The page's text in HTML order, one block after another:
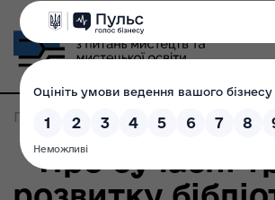
Головна Записи по метке:
Про сучасні